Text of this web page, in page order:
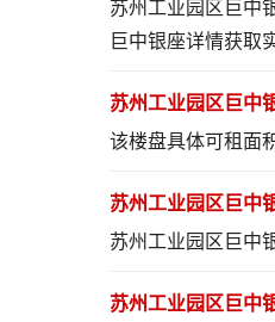
苏州工业园区巨中
巨中银座详情获取
苏州工业园区巨中
该楼盘具体可租面
苏州工业园区巨中
苏州工业园区巨中
苏州工业园区巨中